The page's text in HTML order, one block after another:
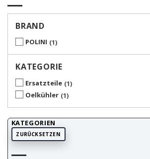
BRAND
POLINI 1
KATEGORIE
Ersatzteile 1
Oelkühler 1
KATEGORIEN
ZURÜCKSETZEN